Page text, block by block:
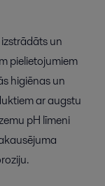
un
pielietojumiem
higiēnas un
ar augstu
pH līmeni